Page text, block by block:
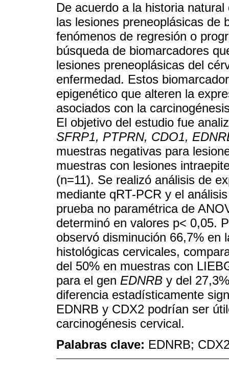
De acuerdo a la historia
las lesiones preneoplásicas de
fenómenos de regresión o
búsqueda de biomarcadores
lesiones preneoplásicas del
enfermedad. Estos
epigenético que alteren la
asociados con la
El objetivo del estudio fue
SFRP1, PTPRN, CDO1,
muestras negativas para
muestras con lesiones
(n=11). Se realizó análisis de
mediante qRT-PCR y el
prueba no paramétrica de
determinó en valores p< 0,05.
observó disminución 66,7% en
histológicas cervicales,
del 50% en muestras con
para el gen EDNRB y del
diferencia estadísticamente
EDNRB y CDX2 podrían ser
carcinogénesis cervical.
Palabras clave: EDNRB;